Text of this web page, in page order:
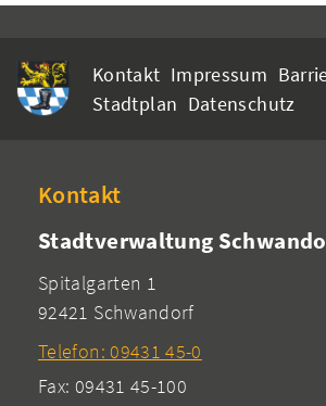
Kontakt Impressum
Stadtplan Datenschutz
Kontakt
Stadtverwaltung
Spitalgarten 1
92421 Schwandorf
Telefon: 09431 45-0
Fax: 09431 45-100